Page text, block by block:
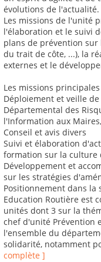
évolutions de l'actualité.
Les missions de l'unité
l'élaboration et le suivi
plans de prévention
du trait de côte, ...), la
externes et le
Les missions
Déploiement et veille
Départemental des
l'Information aux
Conseil et avis divers
Suivi et élaboration
formation sur la culture
Développement et
sur les stratégies
Positionnement dans la
Education Routière est
unités dont 3 sur la
chef d'unité Prévention
l'ensemble du
solidarité, notamment
complète ]